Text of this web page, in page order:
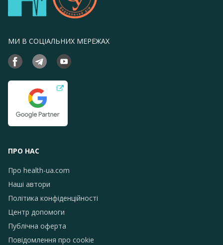
МИ В СОЦІАЛЬНИХ МЕРЕЖАХ
ПРО НАС
Про health-ua.com
Наші автори
Політика конфіденційності
Центр допомоги
Публічна оферта
Повідомлення про сookie